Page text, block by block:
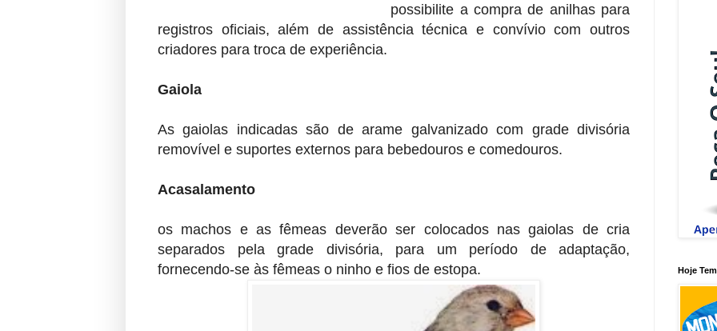
possibilite a compra de anilhas para
registros oficiais, além de assistência técnica e convívio com outros
criadores para troca de experiência.
Gaiola
As gaiolas indicadas são de arame galvanizado com grade divisória
removível e suportes externos para bebedouros e comedouros.
Acasalamento
os machos e as fêmeas deverão ser colocados nas gaiolas de cria
separados pela grade divisória, para um período de adaptação,
fornecendo-se às fêmeas o ninho e fios de estopa.
Hoje